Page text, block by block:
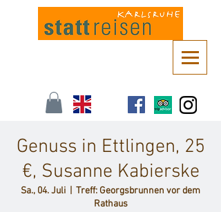
Genuss in Ettlingen, 25
€, Susanne Kabierske
Sa., 04. Juli
Treff: Georgsbrunnen vor dem
Rathaus